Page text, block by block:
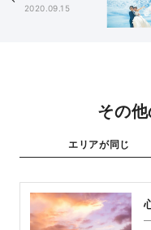
2020.09.15
その
エリアが同じ